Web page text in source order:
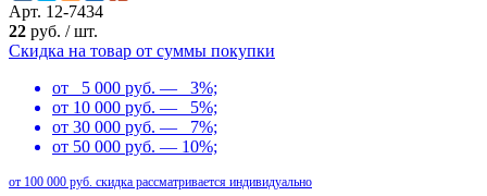
Арт. 12-7434
22 руб. /шт.
Скидка на товар от суммы покупки
от 5 000 руб. — 3%;
от 10 000 руб. — 5%;
от 30 000 руб. — 7%;
от 50 000 руб. — 10%;
от 100 000 руб. скидка рассматривается индивидуально